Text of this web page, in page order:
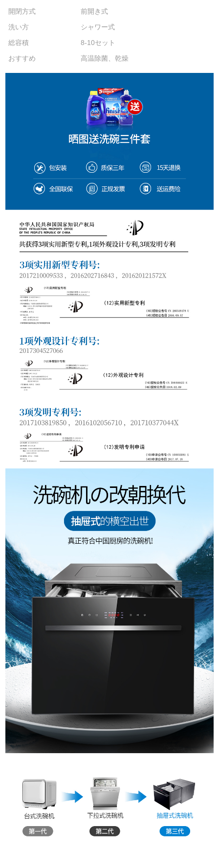
開閉方式
前開き式
洗い方
シャワー式
総容積
8-10セット
おすすめ
高温除菌、乾燥